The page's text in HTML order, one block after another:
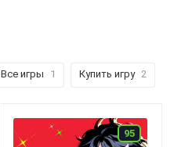
Все игры 1 Купить игру 2
95